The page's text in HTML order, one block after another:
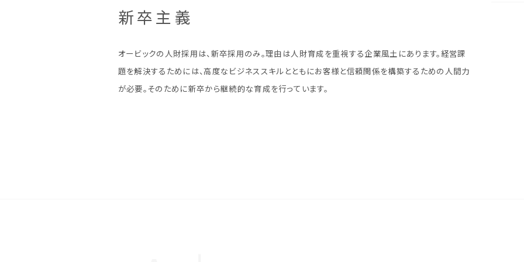
新卒主義
オービックの人財採用は、新卒採用のみ。理由は人財育成を重視する企業風土にあります。経営課
題を解決するためには、高度なビジネススキルとともにお客様と信頼関係を構築するための人間力
が必要。そのために新卒から継続的な育成を行っています。